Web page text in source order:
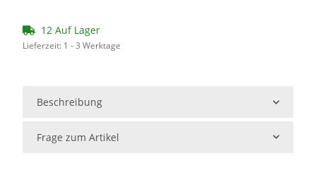
12 Auf Lager
Lieferzeit: 1 - 3 Werktage
Beschreibung
Frage zum Artikel